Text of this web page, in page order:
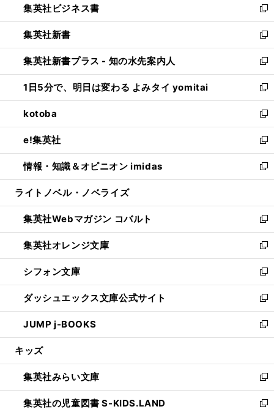
く
で
開
く
ド
ウ
で
開
く
い
ウ
ィ
ン
ド
ウ
で
開
く
集英社ビジネス書
新
し
い
ウ
ィ
ン
ド
ウ
で
開
く
集英社新書
新
し
い
ウ
ィ
ン
ド
ウ
で
開
く
集英社新書プラス - 知の水先案内人
新
し
い
ウ
ィ
ン
ド
ウ
で
開
1日5分で、明日は変わる よみタイ yomitai
新
し
い
ウ
ィ
ン
ド
ウ
開
く
kotoba
新
し
い
ウ
ィ
ン
ウ
で
開
く
e!集英社
新
し
い
ウ
ン
ド
ウ
で
開
く
情報・知識＆オピニオン imidas
新
し
ウ
ィ
ン
ド
ウ
で
開
く
ライトノベル・ノベライズ
集英社Webマガジン コバルト
新
し
い
ウ
ィ
ン
ド
ウ
で
開
集英社オレンジ文庫
新
し
い
ウ
ィ
ン
ド
ウ
開
く
シフォン文庫
新
し
い
ウ
ィ
ン
ウ
で
開
く
ダッシュエックス文庫公式サイト
新
し
い
ウ
ン
ド
ウ
で
JUMP j-BOOKS
新
し
ウ
ィ
ン
ド
キッズ
集英社みらい文庫
新
し
い
集英社の児童図書 S-KIDS.LAND
新